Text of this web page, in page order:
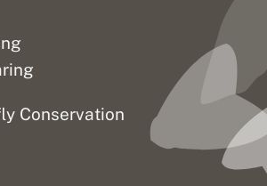
Conservation